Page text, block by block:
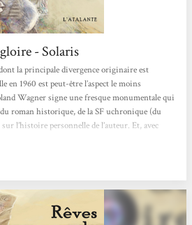
- Solaris
la principale divergence originaire est
en 1960 est peut-être l’aspect le moins
Wagner signe une fresque monumentale qui
roman historique, de la SF uchronique (du
l’histoire personnelle de l’auteur. Et, avec
sans mots inutiles, percutante ou émouvante